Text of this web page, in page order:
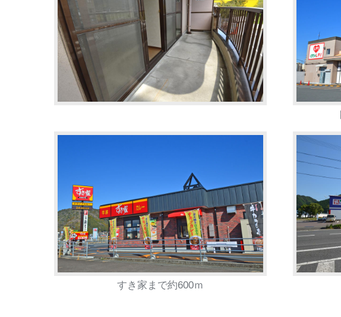
すき家まで約600ｍ